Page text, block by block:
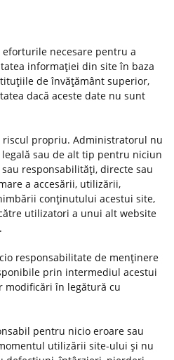
necesare pentru a
informaţiei din site în baza
de învăţământ superior,
dacă aceste date nu sunt
propriu. Administratorul nu
sau de alt tip pentru niciun
responsabilităţi, directe sau
a accesării, utilizării,
conţinutului acestui site,
utilizatori a unui alt website
responsabilitate de menţinere
prin intermediul acestui
modificări în legătură cu
pentru nicio eroare sau
utilizării site-ului şi nu